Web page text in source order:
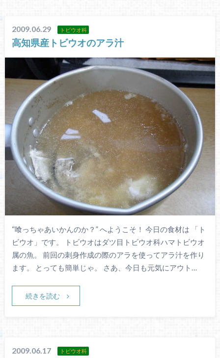
2009.06.29 トビウオ科
高知県産トビウオのアラ汁
“喰っちゃあいかんのか？” へようこそ！ 今日の食材は 「ト
ビウオ」です。 トビウオはダツ目トビウオ科ハマトビウオ
属の魚。 前回の刺身作成の際のアラを使ってアラ汁を作り
ます。 とっても簡単じゃ。 さあ、今日も元気にアウト…
続きを読む
2009.06.17 トビウオ科